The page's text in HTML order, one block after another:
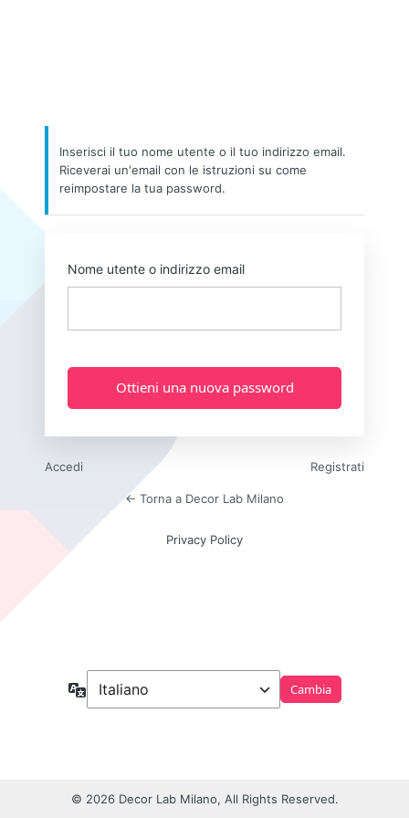
Inserisci il tuo nome utente o il tuo indirizzo email.
Riceverai un'email con le istruzioni su come
reimpostare la tua password.
Nome utente o indirizzo email
Accedi Registrati
← Torna a Decor Lab Milano
Privacy Policy
Lingua
© 2026 Decor Lab Milano, All Rights Reserved.